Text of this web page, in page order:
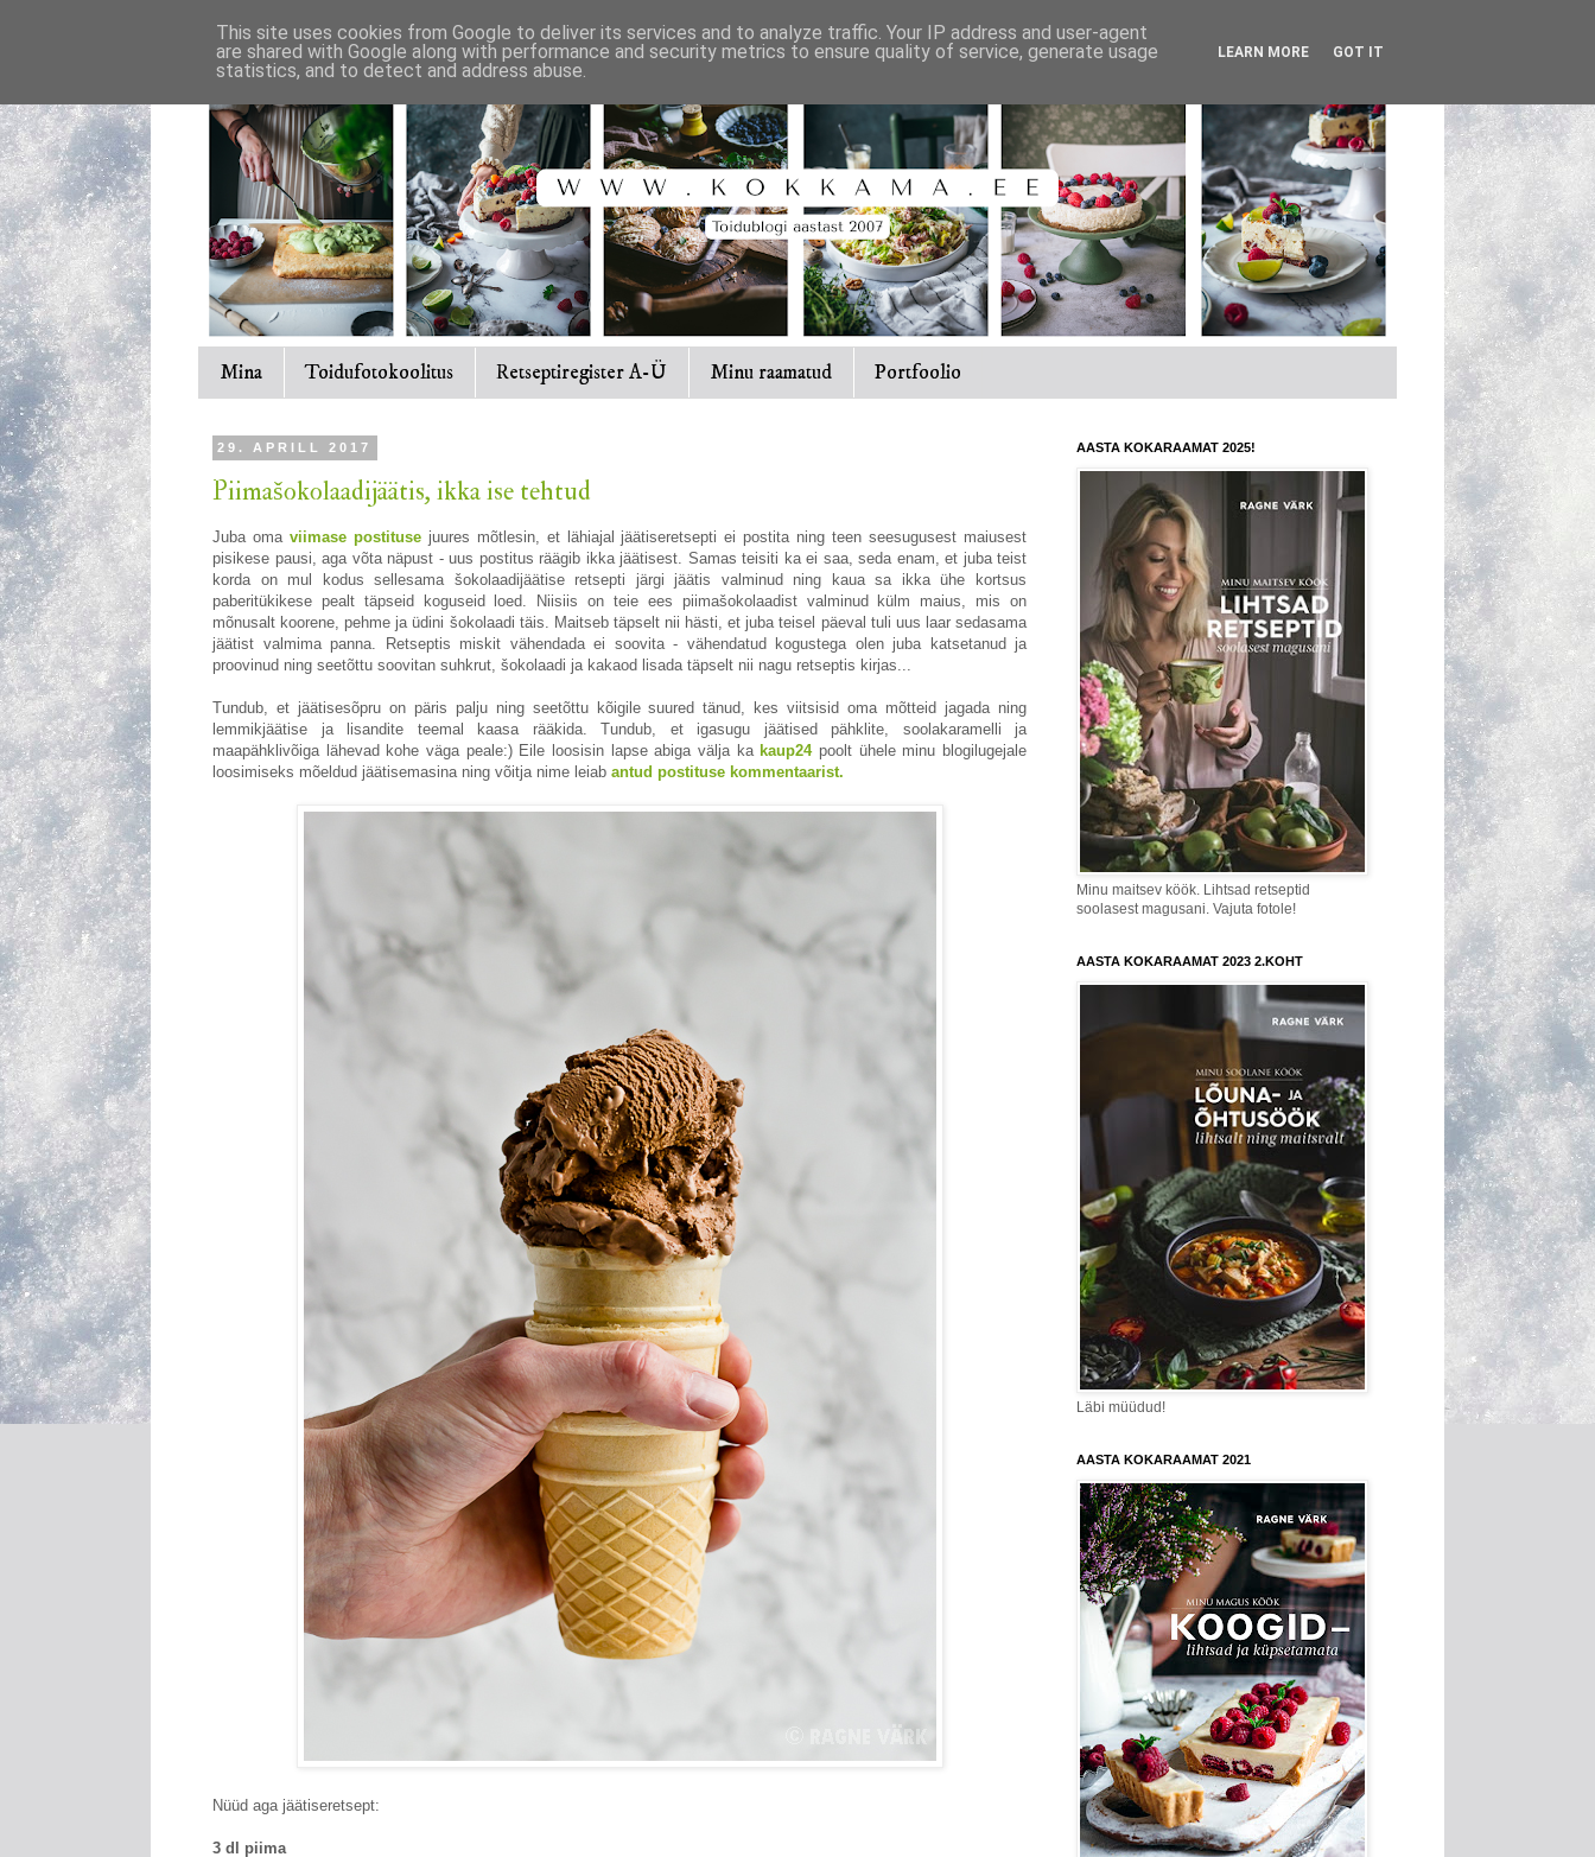
Mina Toidufotokoolitus Retseptiregister A-Ü Minu raamatud Portfoolio
29. APRILL 2017
Piimašokolaadijäätis, ikka ise tehtud
Juba oma viimase postitusejuures mõtlesin, et lähiajal jäätiseretsepti ei postita ning teen seesugusest maiusest
pisikese pausi, aga võta näpust - uus postitus räägib ikka jäätisest. Samas teisiti ka ei saa, seda enam, et juba teist
korda on mul kodus sellesama šokolaadijäätise retsepti järgi jäätis valminud ning kaua sa ikka ühe kortsus
paberitükikese pealt täpseid koguseid loed. Niisiis on teie ees piimašokolaadist valminud külm maius, mis on
mõnusalt koorene, pehme ja üdini šokolaadi täis. Maitseb täpselt nii hästi, et juba teisel päeval tuli uus laar sedasama
jäätist valmima panna. Retseptis miskit vähendada ei soovita - vähendatud kogustega olen juba katsetanud ja
proovinud ning seetõttu soovitan suhkrut, šokolaadi ja kakaod lisada täpselt nii nagu retseptis kirjas...
Tundub, et jäätisesõpru on päris palju ning seetõttu kõigile suured tänud, kes viitsisid oma mõtteid jagada ning
lemmikjäätise ja lisandite teemal kaasa rääkida. Tundub, et igasugu jäätised pähklite, soolakaramelli ja
maapähklivõiga lähevad kohe väga peale:) Eile loosisin lapse abiga välja ka kaup24poolt ühele minu blogilugejale
loosimiseks mõeldud jäätisemasina ning võitja nime leiab antud postituse kommentaarist.
Nüüd aga jäätiseretsept:
3 dl piima
AASTA KOKARAAMAT 2025!
Minu maitsev köök. Lihtsad retseptid
soolasest magusani. Vajuta fotole!
AASTA KOKARAAMAT 2023 2.KOHT
Läbi müüdud!
AASTA KOKARAAMAT 2021
This site uses cookies from Google to deliver its services and to analyze traffic. Your IP address and user-agent
are shared with Google along with performance and security metrics to ensure quality of service, generate usage
statistics, and to detect and address abuse.
LEARN MORE GOT IT